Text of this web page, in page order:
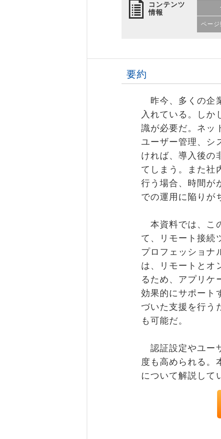
コンテンツ
情報
ページ
要約
昨今、多くの企
入れている。しか
識が必要だ。ネッ
ユーザー管理、シ
ければ、導入後の
てしまう。また社
行う場合、時間が
での運用に陥りが
本資料では、こ
て、リモート接続
プロフェッショナ
は、リモートとオ
るため、アプリケ
効果的にサポート
づいた支援を行う
も可能だ。
認証設定やユー
度も高められる。
について解説して